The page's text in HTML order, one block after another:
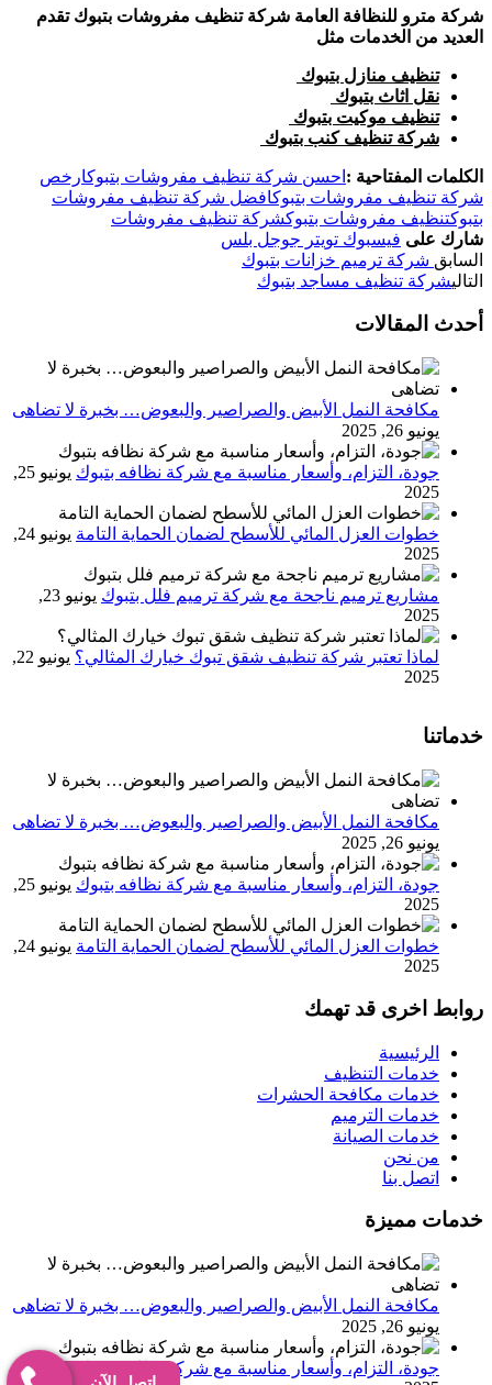
شركة مترو للنظافة العامة شركة تنظيف مفروشات بتبوك تقدم
العديد من الخدمات مثل
تنظيف منازل بتبوك
نقل اثاث بتبوك
تنظيف موكيت بتبوك
شركة تنظيف كنب بتبوك
الكلمات المفتاحية : احسن شركة تنظيف مفروشات بتبوكارخص
شركة تنظيف مفروشات بتبوكافضل شركة تنظيف مفروشات
بتبوكتنظيف مفروشات بتبوكشركة تنظيف مفروشات
شارك على فيسبوك تويتر جوجل بلس
السابق شركة ترميم خزانات بتبوك
التاليشركة تنظيف مساجد بتبوك
أحدث المقالات
مكافحة النمل الأبيض والصراصير والبعوض… بخبرة لا تضاهى
يونيو 26, 2025
جودة، التزام، وأسعار مناسبة مع شركة نظافه بتبوك
يونيو 25,
2025
خطوات العزل المائي للأسطح لضمان الحماية التامة
يونيو 24,
2025
مشاريع ترميم ناجحة مع شركة ترميم فلل بتبوك
يونيو 23,
2025
لماذا تعتبر شركة تنظيف شقق تبوك خيارك المثالي؟
يونيو 22,
2025
خدماتنا
مكافحة النمل الأبيض والصراصير والبعوض… بخبرة لا تضاهى
يونيو 26, 2025
جودة، التزام، وأسعار مناسبة مع شركة نظافه بتبوك
يونيو 25,
2025
خطوات العزل المائي للأسطح لضمان الحماية التامة
يونيو 24,
2025
روابط اخرى قد تهمك
الرئيسية
خدمات التنظيف
خدمات مكافحة الحشرات
خدمات الترميم
خدمات الصيانة
من نحن
اتصل بنا
خدمات مميزة
مكافحة النمل الأبيض والصراصير والبعوض… بخبرة لا تضاهى
يونيو 26, 2025
جودة، التزام، وأسعار مناسبة مع شركة نظافه بتبوك
يونيو 25,